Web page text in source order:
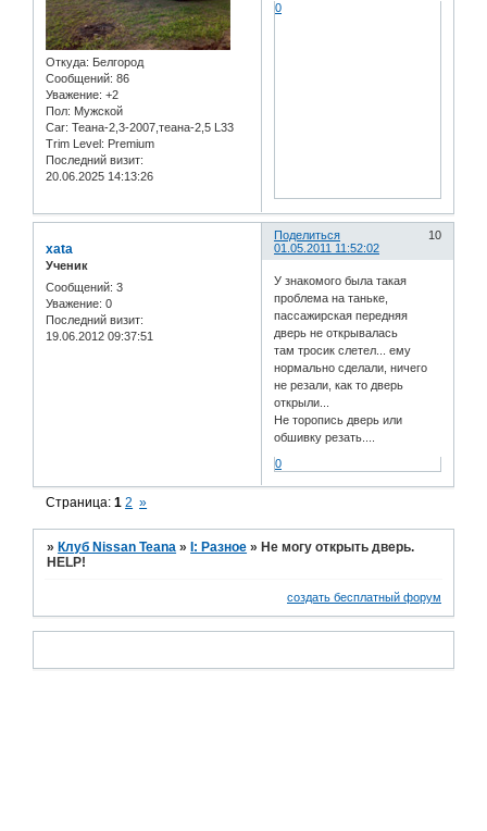
Откуда: Белгород
Сообщений: 86
Уважение: +2
Пол: Мужской
Car: Теана-2,3-2007,теана-2,5 L33
Trim Level: Premium
Последний визит:
20.06.2025 14:13:26
0
Поделиться
10
01.05.2011 11:52:02
xata
Ученик
Сообщений: 3
Уважение: 0
Последний визит:
19.06.2012 09:37:51
У знакомого была такая
проблема на таньке,
пассажирская передняя
дверь не открывалась
там тросик слетел... ему
нормально сделали, ничего
не резали, как то дверь
открыли...
Не торопись дверь или
обшивку резать....
0
Страница:1 2 »
» Клуб Nissan Teana » I: Разное » Не могу открыть дверь.
HELP!
создать бесплатный форум